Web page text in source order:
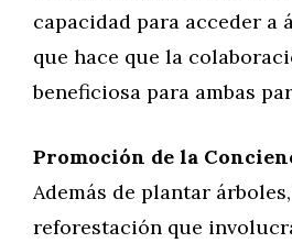
capacidad para acceder a
que hace que la
beneficiosa para ambas
Promoción de la
Además de plantar
reforestación que